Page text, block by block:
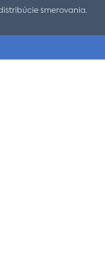
smerovania.